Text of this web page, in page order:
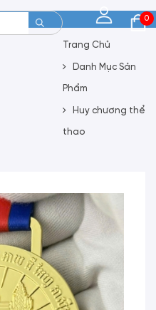
0
Trang Chủ
Danh Mục Sản
Phẩm
Huy chương thể
thao